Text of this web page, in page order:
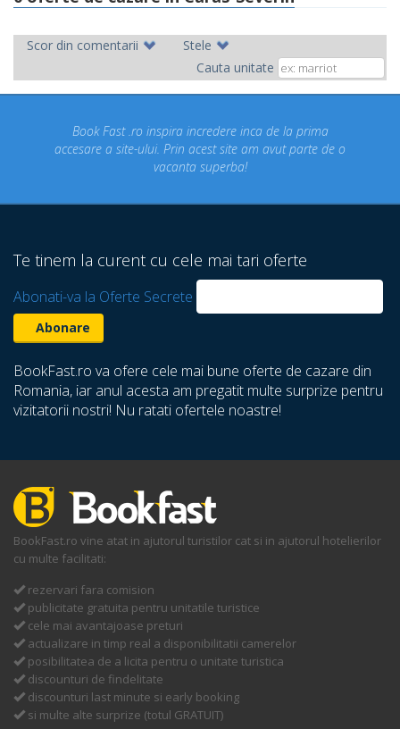
Scor din comentarii
Stele
Cauta unitate
.ro inspira incredere inca de la prima
ului. Prin acest site am avut parte de o
Concediul
un concediu
Te tinem la curent cu cele mai tari oferte
Abonati-va la Oferte Secrete
BookFast.ro va ofere cele mai bune oferte de cazare din
Romania, iar anul acesta am pregatit multe surprize pentru
vizitatorii nostri! Nu ratati ofertele noastre!
BookFast.ro vine atat in ajutorul turistilor cat si in ajutorul hotelierilor
cu multe facilitati:
rezervari fara comision
publicitate gratuita pentru unitatile turistice
cele mai avantajoase preturi
actualizare in timp real a disponibilitatii camerelor
posibilitatea de a licita pentru o unitate turistica
discounturi de findelitate
discounturi last minute si early booking
si multe alte surprize (totul GRATUIT)